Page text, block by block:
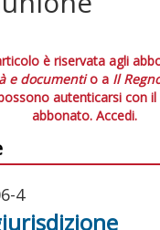
è riservata agli
e documentio a Il
autenticarsi con
abbonato. Accedi.
4